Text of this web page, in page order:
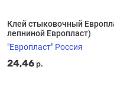
Клей стыковочный
лепниной Европласт)
"Европласт" Россия
24,46 р.